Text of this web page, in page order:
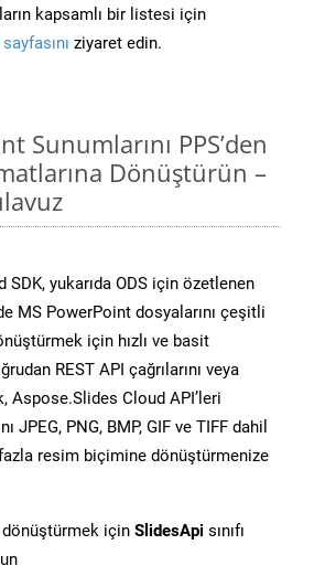
kapsamlı bir listesi için
ziyaret edin.
Sunumlarını PPS’den
Dönüştürün –
yukarıda ODS için özetlenen
MS PowerPoint dosyalarını çeşitli
için hızlı ve basit
REST API çağrılarını veya
Aspose.Slides Cloud API’leri
JPEG, PNG, BMP, GIF ve TIFF dahil
resim biçimine dönüştürmenize
dönüştürmek için SlidesApi sınıfı